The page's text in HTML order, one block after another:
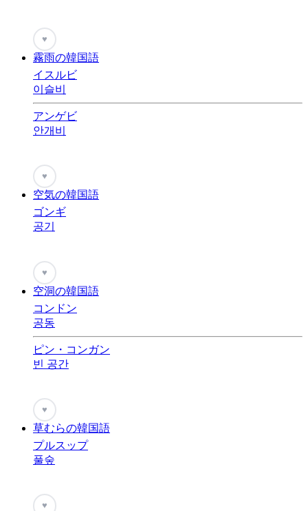
♥
霧雨の韓国語
イスルビ
이슬비
アンゲビ
안개비
♥
空気の韓国語
ゴンギ
공기
♥
空洞の韓国語
コンドン
공동
ピン・コンガン
빈 공간
♥
草むらの韓国語
プルスップ
풀숲
♥